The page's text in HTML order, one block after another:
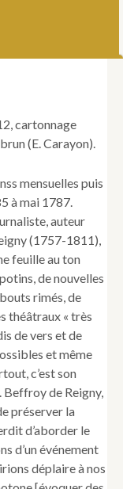
cartonnage
(E. Carayon).
mensuelles puis
à mai 1787.
auteur
(1757-1811),
feuille au ton
de nouvelles
rimés, de
théâtraux « très
de vers et de
et même
c’est son
de Reigny,
préserver la
d’aborder le
d’un événement
déplaire à nos